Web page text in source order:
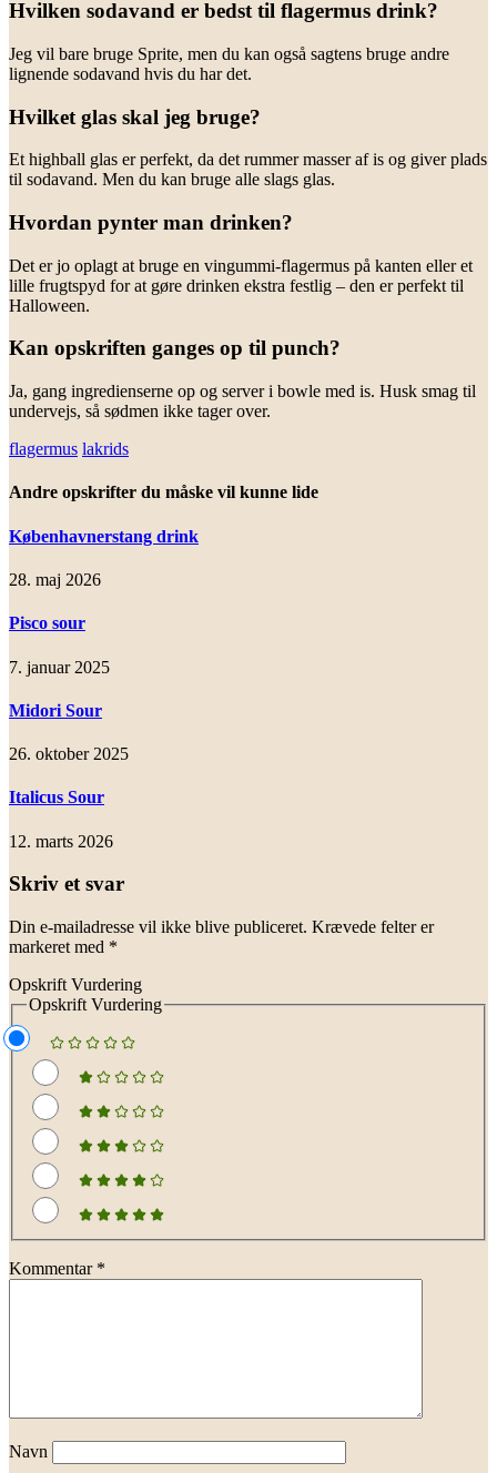
Hvilken sodavand er bedst til flagermus drink?
Jeg vil bare bruge Sprite, men du kan også sagtens bruge andre
lignende sodavand hvis du har det.
Hvilket glas skal jeg bruge?
Et highball glas er perfekt, da det rummer masser af is og giver plads
til sodavand. Men du kan bruge alle slags glas.
Hvordan pynter man drinken?
Det er jo oplagt at bruge en vingummi-flagermus på kanten eller et
lille frugtspyd for at gøre drinken ekstra festlig – den er perfekt til
Halloween.
Kan opskriften ganges op til punch?
Ja, gang ingredienserne op og server i bowle med is. Husk smag til
undervejs, så sødmen ikke tager over.
flagermus lakrids
Andre opskrifter du måske vil kunne lide
Københavnerstang drink
28. maj 2026
Pisco sour
7. januar 2025
Midori Sour
26. oktober 2025
Italicus Sour
12. marts 2026
Skriv et svar
Din e-mailadresse vil ikke blive publiceret. Krævede felter er
markeret med *
Opskrift Vurdering
Opskrift Vurdering
Kommentar *
Navn